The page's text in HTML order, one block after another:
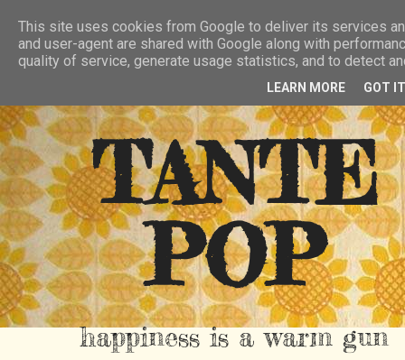
RSS FEED
TANTE
POP
happiness is a warm gun
This site uses cookies from Google to deliver its services
and user-agent are shared with Google along with
quality of service, generate usage statistics, and to detect
LEARN MORE GOT IT